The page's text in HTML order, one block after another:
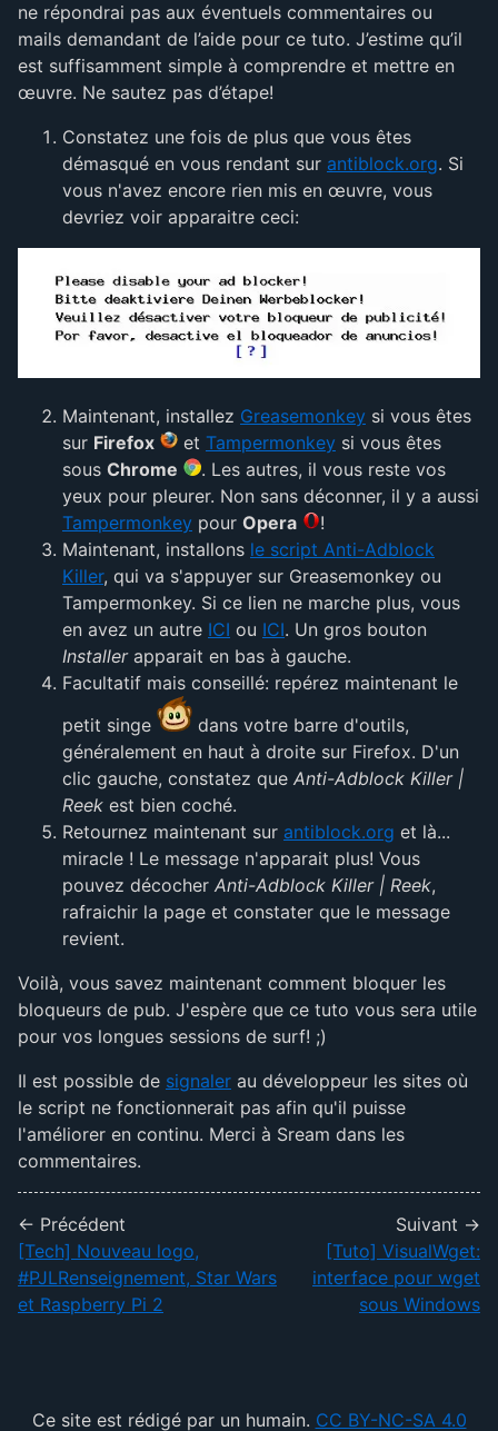
ne répondrai pas aux éventuels commentaires ou
mails demandant de l’aide pour ce tuto. J’estime qu’il
est suffisamment simple à comprendre et mettre en
œuvre. Ne sautez pas d’étape!
Constatez une fois de plus que vous êtes
démasqué en vous rendant sur antiblock.org. Si
vous n'avez encore rien mis en œuvre, vous
devriez voir apparaitre ceci:
Maintenant, installez Greasemonkey si vous êtes
sur Firefox et Tampermonkey si vous êtes
sous Chrome
. Les autres, il vous reste vos
yeux pour pleurer. Non sans déconner, il y a aussi
Tampermonkey pour Opera
!
Maintenant, installons le script Anti-Adblock
Killer, qui va s'appuyer sur Greasemonkey ou
Tampermonkey. Si ce lien ne marche plus, vous
en avez un autre ICI ou ICI. Un gros bouton
Installerapparait en bas à gauche.
Facultatif mais conseillé: repérez maintenant le
petit singe
dans votre barre d'outils,
généralement en haut à droite sur Firefox. D'un
clic gauche, constatez que Anti-Adblock Killer |
Reek est bien coché.
Retournez maintenant sur antiblock.org et là...
miracle ! Le message n'apparait plus! Vous
pouvez décocher Anti-Adblock Killer | Reek,
rafraichir la page et constater que le message
revient.
Voilà, vous savez maintenant comment bloquer les
bloqueurs de pub. J'espère que ce tuto vous sera utile
pour vos longues sessions de surf! ;)
Il est possible de signaler au développeur les sites où
le script ne fonctionnerait pas afin qu'il puisse
l'améliorer en continu. Merci à Sream dans les
commentaires.
← Précédent
[Tech] Nouveau logo,
#PJLRenseignement, Star Wars
et Raspberry Pi 2
Suivant →
[Tuto] VisualWget:
interface pour wget
sous Windows
Ce site est rédigé par un humain. CC BY-NC-SA 4.0